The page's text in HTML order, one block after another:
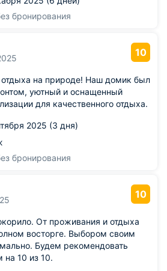
бронирования
10
на природе! Наш домик был
уютный и оснащенный
для качественного отдыха.
2025 (3 дня)
бронирования
10
От проживания и отдыха
восторге. Выбором своим
Будем рекомендовать
10 из 10.